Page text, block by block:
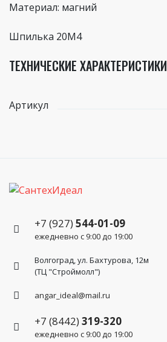
Материал: магний
Шпилька 20М4
ТЕХНИЧЕСКИЕ ХАРАКТЕРИСТИКИ
Артикул
+7 (927)544-01-09
ежедневно с 9:00 до 19:00
Волгоград, ул. Бахтурова, 12м
(ТЦ "Строймолл")
angar_ideal@mail.ru
+7 (8442)319-320
ежедневно с 9:00 до 19:00